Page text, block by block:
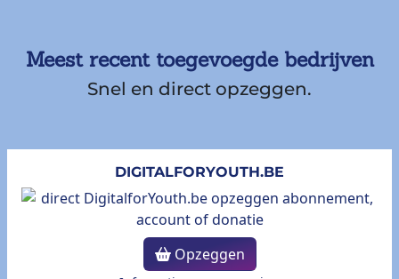
Meest recent toegevoegde bedrijven
Snel en direct opzeggen.
DIGITALFORYOUTH.BE
Opzeggen